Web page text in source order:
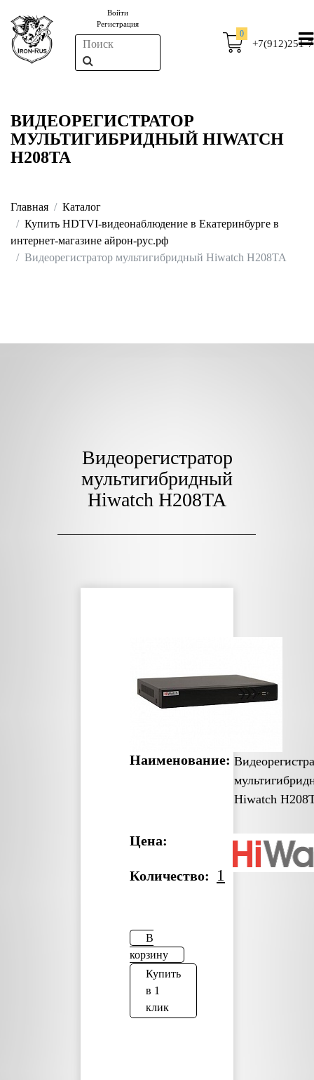
Войти
Регистрация
0
+7(912)251-
ВИДЕОРЕГИСТРАТОР
МУЛЬТИГИБРИДНЫЙ HIWATCH
H208TA
Главная
Каталог
Купить HDTVI-видеонаблюдение в Екатеринбурге в
интернет-магазине айрон-рус.рф
Видеорегистратор мультигибридный Hiwatch H208TA
Видеорегистратор
мультигибридный
Hiwatch H208TA
Наименование:
Hiwatch
Цена:
Количество: 1
В
корзину
Купить
в 1
клик